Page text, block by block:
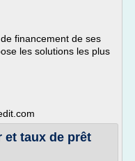
financement de ses
les solutions les plus
et taux de prêt